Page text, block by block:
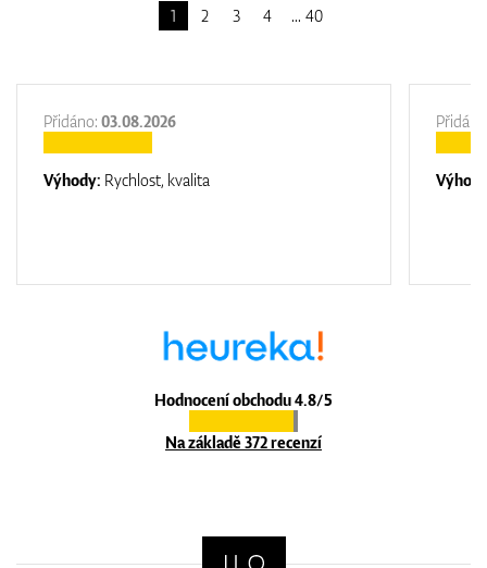
1 2 3 4 40
Hodnocení obchodu 4.8/5
Na základě 372 recenzí
Přidáno: 03.08.2026
Výhody: Rychlost, kvalita